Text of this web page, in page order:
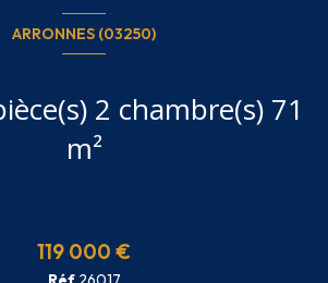
ARRONNES (03250)
m²
119 000 €